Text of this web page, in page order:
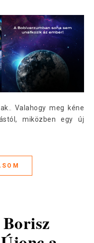
miközben egy új